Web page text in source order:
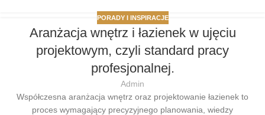
PORADY I INSPIRACJE
Aranżacja wnętrz i łazienek w ujęciu
projektowym, czyli standard pracy
profesjonalnej.
Admin
Współczesna aranżacja wnętrz oraz projektowanie łazienek to
proces wymagający precyzyjnego planowania, wiedzy